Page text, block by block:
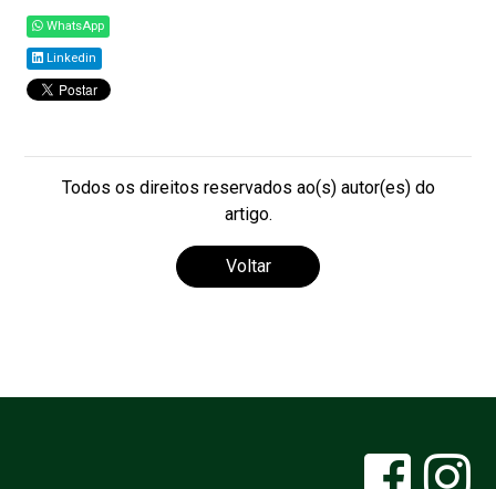
WhatsApp
Linkedin
Todos os direitos reservados ao(s) autor(es) do
artigo.
Voltar